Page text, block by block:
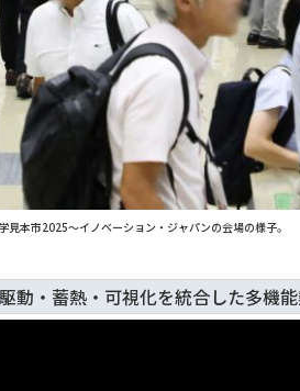
見本市2025～イノベーション・ジャパンの会場の様子。
動・蓄熱・可視化を統合した多機能